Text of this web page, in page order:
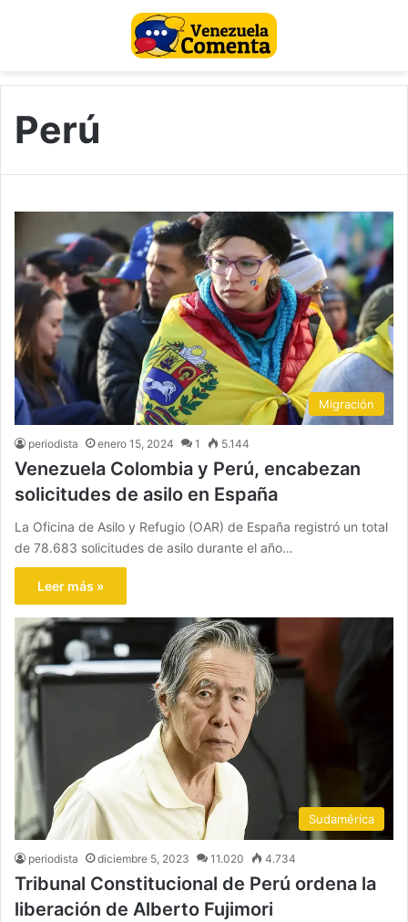
Perú
Migración
periodista enero 15, 2024 1 5.144
Venezuela Colombia y Perú, encabezan
solicitudes de asilo en España
La Oficina de Asilo y Refugio (OAR) de España registró un total
de 78.683 solicitudes de asilo durante el año…
Leer más »
Sudamérica
periodista diciembre 5, 2023 11.020 4.734
Tribunal Constitucional de Perú ordena la
liberación de Alberto Fujimori